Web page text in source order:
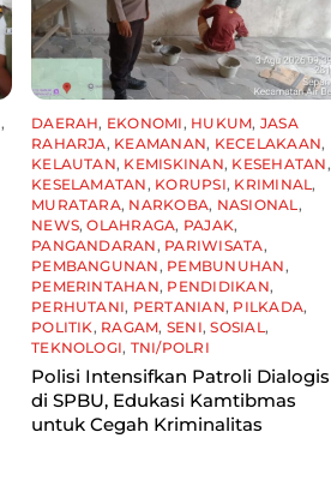
,
DAERAH, EKONOMI, HUKUM, JASA
RAHARJA, KEAMANAN, KECELAKAAN,
KELAUTAN, KEMISKINAN, KESEHATAN,
KESELAMATAN, KORUPSI, KRIMINAL,
MURATARA, NARKOBA, NASIONAL,
NEWS,OLAHRAGA, PAJAK,
PANGANDARAN, PARIWISATA,
PEMBANGUNAN, PEMBUNUHAN,
PEMERINTAHAN, PENDIDIKAN,
PERHUTANI, PERTANIAN, PILKADA,
POLITIK, RAGAM, SENI,SOSIAL,
TEKNOLOGI, TNI/POLRI
Polisi Intensifkan Patroli Dialogis
di SPBU, Edukasi Kamtibmas
untuk Cegah Kriminalitas